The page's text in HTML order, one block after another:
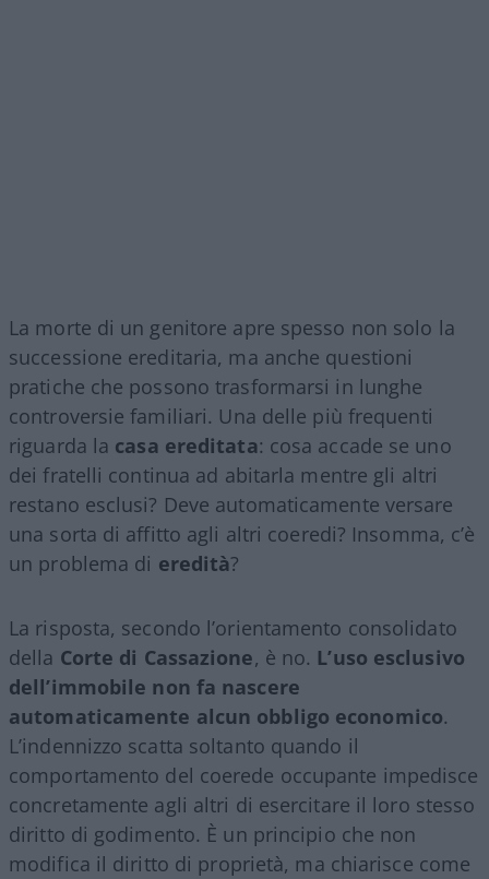
La morte di un genitore apre spesso non solo la
successione ereditaria, ma anche questioni
pratiche che possono trasformarsi in lunghe
controversie familiari. Una delle più frequenti
riguarda la casa ereditata: cosa accade se uno
dei fratelli continua ad abitarla mentre gli altri
restano esclusi? Deve automaticamente versare
una sorta di affitto agli altri coeredi? Insomma, c’è
un problema di eredità?
La risposta, secondo l’orientamento consolidato
della Corte di Cassazione, è no. L’uso esclusivo
dell’immobile non fa nascere
automaticamente alcun obbligo economico.
L’indennizzo scatta soltanto quando il
comportamento del coerede occupante impedisce
concretamente agli altri di esercitare il loro stesso
diritto di godimento. È un principio che non
modifica il diritto di proprietà, ma chiarisce come